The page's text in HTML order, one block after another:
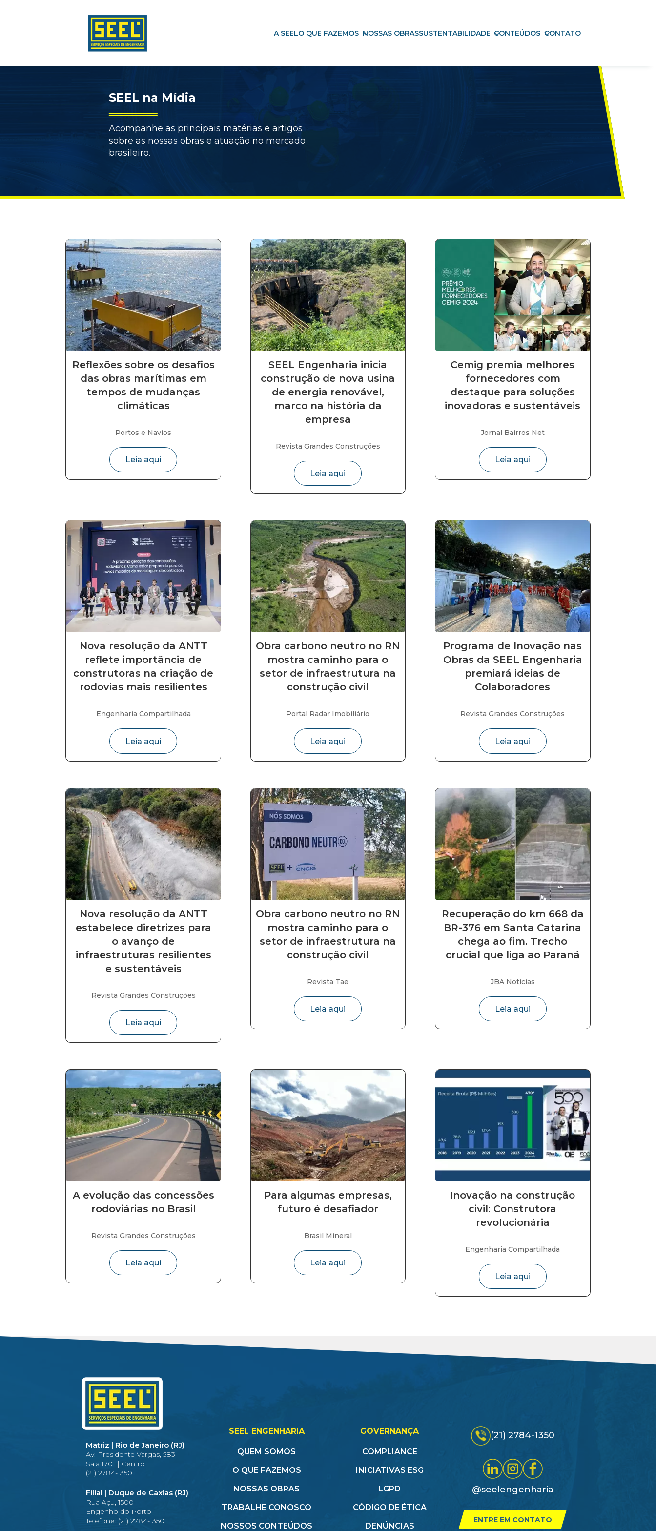
A SEELO QUE FAZEMOS NOSSAS OBRASSUSTENTABILIDADE CONTEÚDOS CONTATO
SEEL na Mídia
Acompanhe as principais matérias e artigos
sobre as nossas obras e atuação no mercado
brasileiro.
Reflexões sobre os desafios
das obras marítimas em
tempos de mudanças
climáticas
Portos e Navios
Leia aqui
SEEL Engenharia inicia
construção de nova usina
de energia renovável,
marco na história da
empresa
Revista Grandes Construções
Leia aqui
Cemig premia melhores
fornecedores com
destaque para soluções
inovadoras e sustentáveis
Jornal Bairros Net
Leia aqui
Nova resolução da ANTT
reflete importância de
construtoras na criação de
rodovias mais resilientes
Engenharia Compartilhada
Leia aqui
Obra carbono neutro no RN
mostra caminho para o
setor de infraestrutura na
construção civil
Portal Radar Imobiliário
Leia aqui
Programa de Inovação nas
Obras da SEEL Engenharia
premiará ideias de
Colaboradores
Revista Grandes Construções
Leia aqui
Nova resolução da ANTT
estabelece diretrizes para
o avanço de
infraestruturas resilientes
e sustentáveis
Revista Grandes Construções
Leia aqui
Obra carbono neutro no RN
mostra caminho para o
setor de infraestrutura na
construção civil
Revista Tae
Leia aqui
Recuperação do km 668 da
BR-376 em Santa Catarina
chega ao fim. Trecho
crucial que liga ao Paraná
JBA Notícias
Leia aqui
A evolução das concessões
rodoviárias no Brasil
Revista Grandes Construções
Leia aqui
Para algumas empresas,
futuro é desafiador
Brasil Mineral
Leia aqui
Inovação na construção
civil: Construtora
revolucionária
Engenharia Compartilhada
Leia aqui
Matriz | Rio de Janeiro (RJ)
Av. Presidente Vargas, 583
Sala 1701 | Centro
(21) 2784-1350
Filial | Duque de Caxias (RJ)
Rua Açu, 1500
Engenho do Porto
Telefone: (21) 2784-1350
SEEL ENGENHARIA
QUEM SOMOS
O QUE FAZEMOS
NOSSAS OBRAS
TRABALHE CONOSCO
NOSSOS CONTEÚDOS
GOVERNANÇA
COMPLIANCE
INICIATIVAS ESG
LGPD
CÓDIGO DE ÉTICA
DENÚNCIAS
(21) 2784-1350
@seelengenharia
ENTRE EM CONTATO